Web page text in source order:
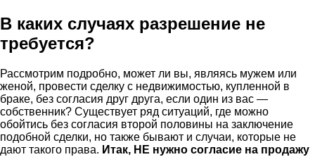
В каких случаях разрешение не
требуется?
Рассмотрим подробно, может ли вы, являясь мужем или
женой, провести сделку с недвижимостью, купленной в
браке, без согласия друг друга, если один из вас —
собственник? Существует ряд ситуаций, где можно
обойтись без согласия второй половины на заключение
подобной сделки, но также бывают и случаи, которые не
дают такого права. Итак, НЕ нужно согласие на продажу